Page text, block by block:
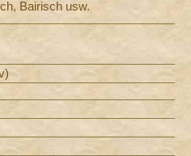
Bairisch usw.